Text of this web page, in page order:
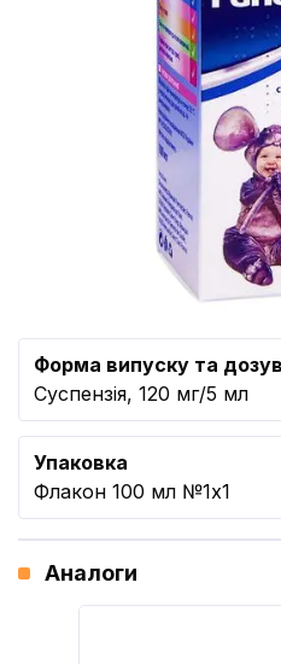
Форма випуску та
Суспензія, 120 мг/5 мл
Упаковка
Флакон 100 мл №1x1
Аналоги